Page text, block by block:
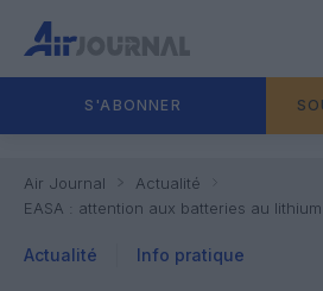
S'ABONNER
Air Journal
Actualité
EASA : attention aux batteries au
Actualité Info pratique